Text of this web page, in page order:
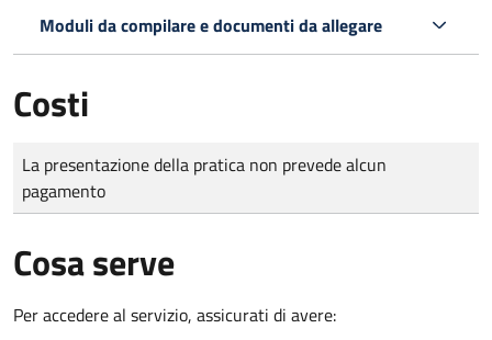
Moduli da compilare e documenti da allegare
Costi
Tipo di pagamento
Importo
La presentazione della pratica non prevede alcun
pagamento
Cosa serve
Per accedere al servizio, assicurati di avere: